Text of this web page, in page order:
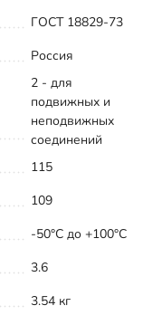
ГОСТ 18829-73
Россия
2 - для
подвижных и
неподвижных
соединений
115
109
-50°С до +100°С
3.6
3.54 кг